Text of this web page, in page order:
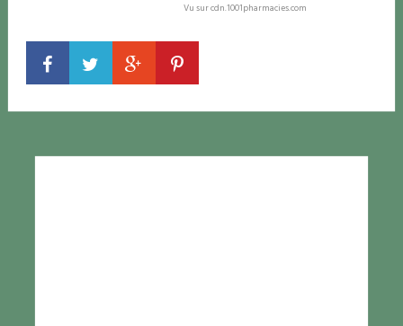
Vu sur cdn.1001pharmacies.com